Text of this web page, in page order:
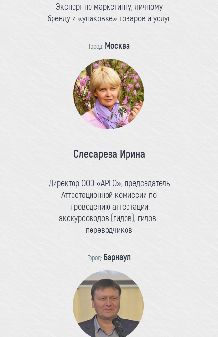
Эксперт по маркетингу, личному
бренду и «упаковке» товаров и услуг
Город: Москва
Слесарева Ирина
Директор ООО «АРГО», председатель
Аттестационной комиссии по
проведению аттестации
экскурсоводов (гидов), гидов-
переводчиков
Город: Барнаул